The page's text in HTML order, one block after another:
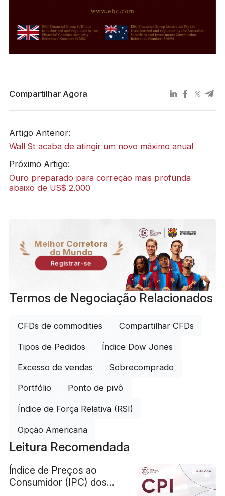
Compartilhar Agora
Artigo Anterior:
Wall St acaba de atingir um novo máximo anual
Próximo Artigo:
Ouro preparado para correção mais profunda
abaixo de US$ 2.000
Melhor Corretora
do Mundo
Registrar-se
Termos de Negociação Relacionados
CFDs de commodities Compartilhar CFDs
Tipos de Pedidos Índice Dow Jones
Excesso de vendas Sobrecomprado
Portfólio Ponto de pivô
Índice de Força Relativa (RSI)
Opção Americana
Leitura Recomendada
Índice de Preços ao
Consumidor (IPC) dos